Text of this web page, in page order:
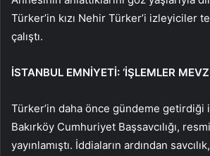
Türker’in kızı Nehir Türker’i izleyiciler
çalıştı.
İSTANBUL EMNİYETİ: ‘İŞLEMLER
Türker’in daha önce gündeme getirdiği
Bakırköy Cumhuriyet Başsavcılığı,
yayınlamıştı. İddiaların ardından